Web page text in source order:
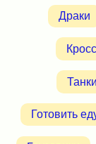
Драки
Готовить